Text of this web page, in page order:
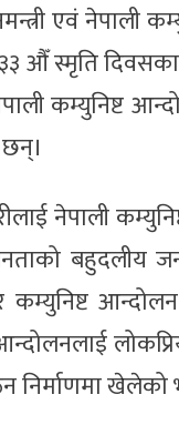
एवं
औँ स्मृति दिवसका
कम्युनिष्ट
नेपाली
बहुदलीय
निर्माणमा